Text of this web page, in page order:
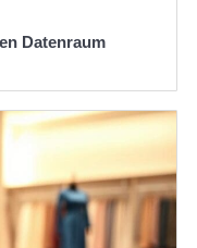
Datenraum